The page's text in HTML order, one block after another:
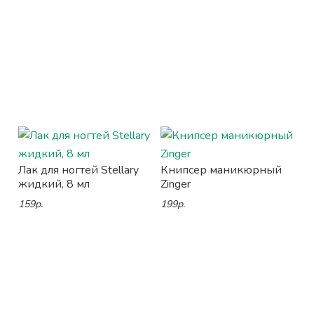
Лак для ногтей Stellary
жидкий, 8 мл
159р.
Книпсер маникюрный
Zinger
199р.